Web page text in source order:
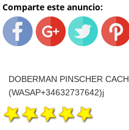
Comparte este anuncio:
DOBERMAN PINSCHER
(WASAP+34632737642)j